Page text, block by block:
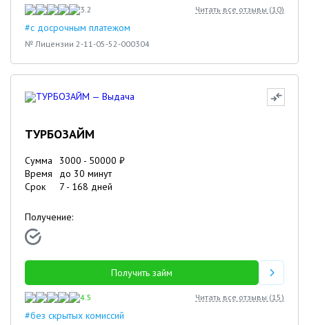
3.2 Читать все отзывы (10)
#с досрочным платежом
№ Лицензии 2-11-05-52-000304
ТУРБОЗАЙМ
Сумма 3000 - 50000 ₽
Время
до 30 минут
Срок
7 - 168 дней
Получение:
Получить займ
4.5 Читать все отзывы (15)
#без скрытых комиссий